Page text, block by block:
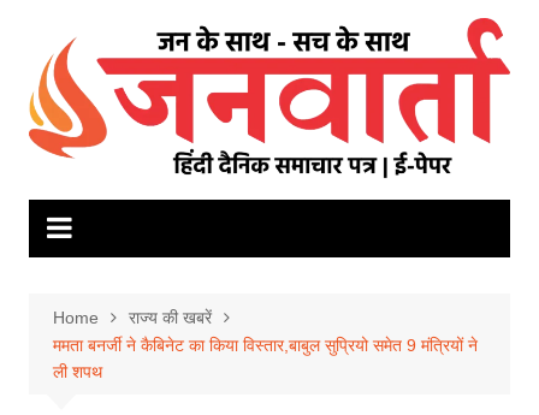
content
Home
राज्य की खबरें
ममता बनर्जी ने कैबिनेट का किया विस्तार,बाबुल सुप्रियो समेत 9 मंत्रियों ने
ली शपथ